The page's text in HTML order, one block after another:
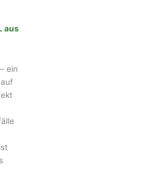
aus
ein
auf